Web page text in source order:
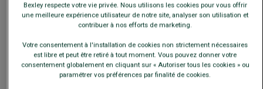
Quelle est ma taille ?
− + AJOUTER AU PANIER
Voir la disponibilité en magasin
Bexley respecte votre vie privée. Nous utilisons les cookies pour vous offrir
une meilleure expérience utilisateur de notre site, analyser son utilisation et
contribuer à nos efforts de marketing.
Votre consentement à l'installation de cookies non strictement nécessaires
est libre et peut être retiré à tout moment. Vous pouvez donner votre
consentement globalement en cliquant sur « Autoriser tous les cookies » ou
paramétrer vos préférences par finalité de cookies.